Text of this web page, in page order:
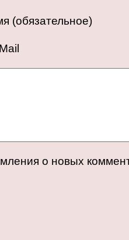
(обязательное)
о новых